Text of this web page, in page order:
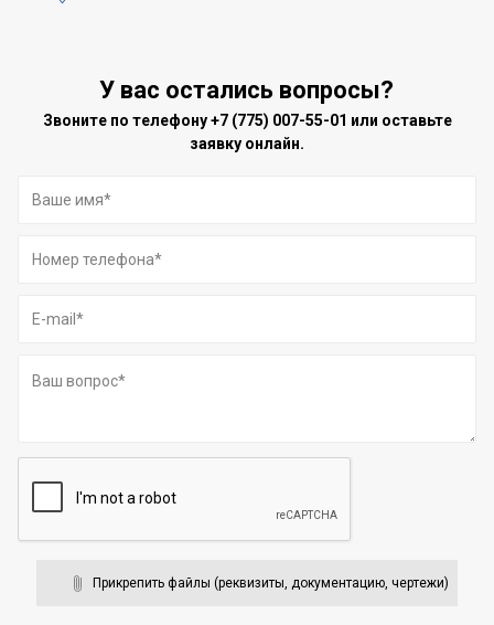
У вас остались вопросы?
Звоните по телефону+7 (775) 007-55-01 или оставьте
заявку онлайн.
Прикрепить файлы (реквизиты, документацию, чертежи)